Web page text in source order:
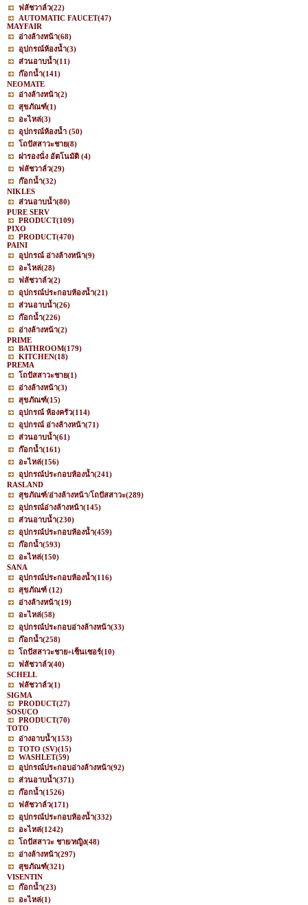
ฟลัชวาล์ว(22)
AUTOMATIC FAUCET(47)
MAYFAIR
อ่างล้างหน้า(68)
อุปกรณ์ห้องน้ำ(3)
ส่วนอาบน้ำ(11)
ก๊อกน้ำ(141)
NEOMATE
อ่างล้างหน้า(2)
สุขภัณฑ์(1)
อะไหล่(3)
อุปกรณ์ห้องน้ำ (50)
โถปัสสาวะชาย(8)
ฝารองนั่ง อัตโนมัติ (4)
ฟลัชวาล์ว(29)
ก๊อกน้ำ(32)
NIKLES
ส่วนอาบน้ำ(80)
PURE SERV
PRODUCT(109)
PIXO
PRODUCT(470)
PAINI
อุปกรณ์ อ่างล้างหน้า(9)
อะไหล่(28)
ฟลัชวาล์ว(2)
อุปกรณ์ประกอบห้องน้ำ(21)
ส่วนอาบน้ำ(26)
ก๊อกน้ำ(226)
อ่างล้างหน้า(2)
PRIME
BATHROOM(179)
KITCHEN(18)
PREMA
โถปัสสาวะชาย(1)
อ่างล้างหน้า(3)
สุขภัณฑ์(15)
อุปกรณ์ ห้องครัว(114)
อุปกรณ์ อ่างล้างหน้า(71)
ส่วนอาบน้ำ(61)
ก๊อกน้ำ(161)
อะไหล่(156)
อุปกรณ์ประกอบห้องน้ำ(241)
RASLAND
สุขภัณฑ์/อ่างล้างหน้า/โถปัสสาวะ(289)
อุปกรณ์อ่างล้างหน้า(145)
ส่วนอาบน้ำ(230)
อุปกรณ์ประกอบห้องน้ำ(459)
ก๊อกน้ำ(593)
อะไหล่(150)
SANA
อุปกรณ์ประกอบห้องน้ำ(116)
สุขภัณฑ์ (12)
อ่างล้างหน้า(19)
อะไหล่(58)
อุปกรณ์ประกอบอ่างล้างหน้า(33)
ก๊อกน้ำ(258)
โถปัสสาวะชาย+เซ็นเซอร์(10)
ฟลัชวาล์ว(40)
SCHELL
ฟลัชวาล์ว(1)
SIGMA
PRODUCT(27)
SOSUCO
PRODUCT(70)
TOTO
อ่างอาบน้ำ(153)
TOTO (SV)(15)
WASHLET(59)
อุปกรณ์ประกอบอ่างล้างหน้า(92)
ส่วนอาบน้ำ(371)
ก๊อกน้ำ(1526)
ฟลัชวาล์ว(171)
อุปกรณ์ประกอบห้องน้ำ(332)
อะไหล่(1242)
โถปัสสาวะ ชาย/หญิง(48)
อ่างล้างหน้า(297)
สุขภัณฑ์(321)
VISENTIN
ก๊อกน้ำ(23)
อะไหล่(1)